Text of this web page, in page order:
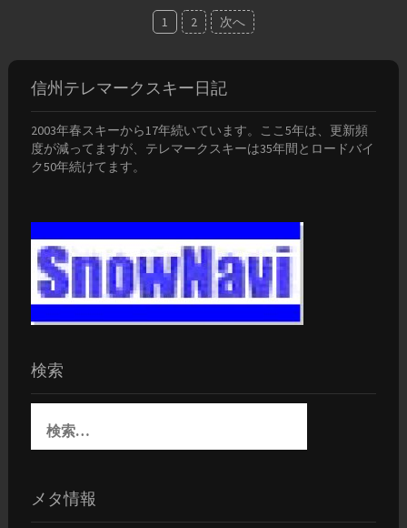
稿
の
ペ
ー
ジ
り
1 2 次へ
信州テレマークスキー日記
2003年春スキーから17年続いています。ここ5年は、更新頻
度が減ってますが、テレマークスキーは35年間とロードバイ
ク50年続けてます。
検索
メタ情報